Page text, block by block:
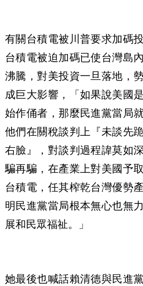
有關台積電被川普要求加碼
台積電被迫加碼已使台灣島
沸騰，對美投資一旦落地，
成巨大影響，「如果說美國
始作俑者，那麼民進黨當局
他們在關稅談判上『未談先
右臉』，對談判過程諱莫如
騙再騙，在產業上對美國予
台積電，任其榨乾台灣優勢
明民進黨當局根本無心也無
展和民眾福祉。」
她最後也喊話賴清德與民進